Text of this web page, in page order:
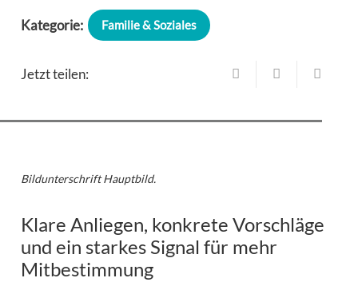
Kategorie: Familie & Soziales
Jetzt teilen:
Bildunterschrift Hauptbild.
Klare Anliegen, konkrete Vorschläge
und ein starkes Signal für mehr
Mitbestimmung